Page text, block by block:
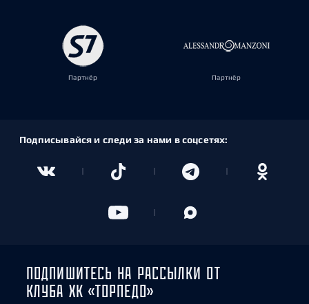
Партнёр Партнёр
Подписывайся и следи за нами в соцсетях:
ПОДПИШИТЕСЬ НА РАССЫЛКИ ОТ
КЛУБА ХК «ТОРПЕДО»